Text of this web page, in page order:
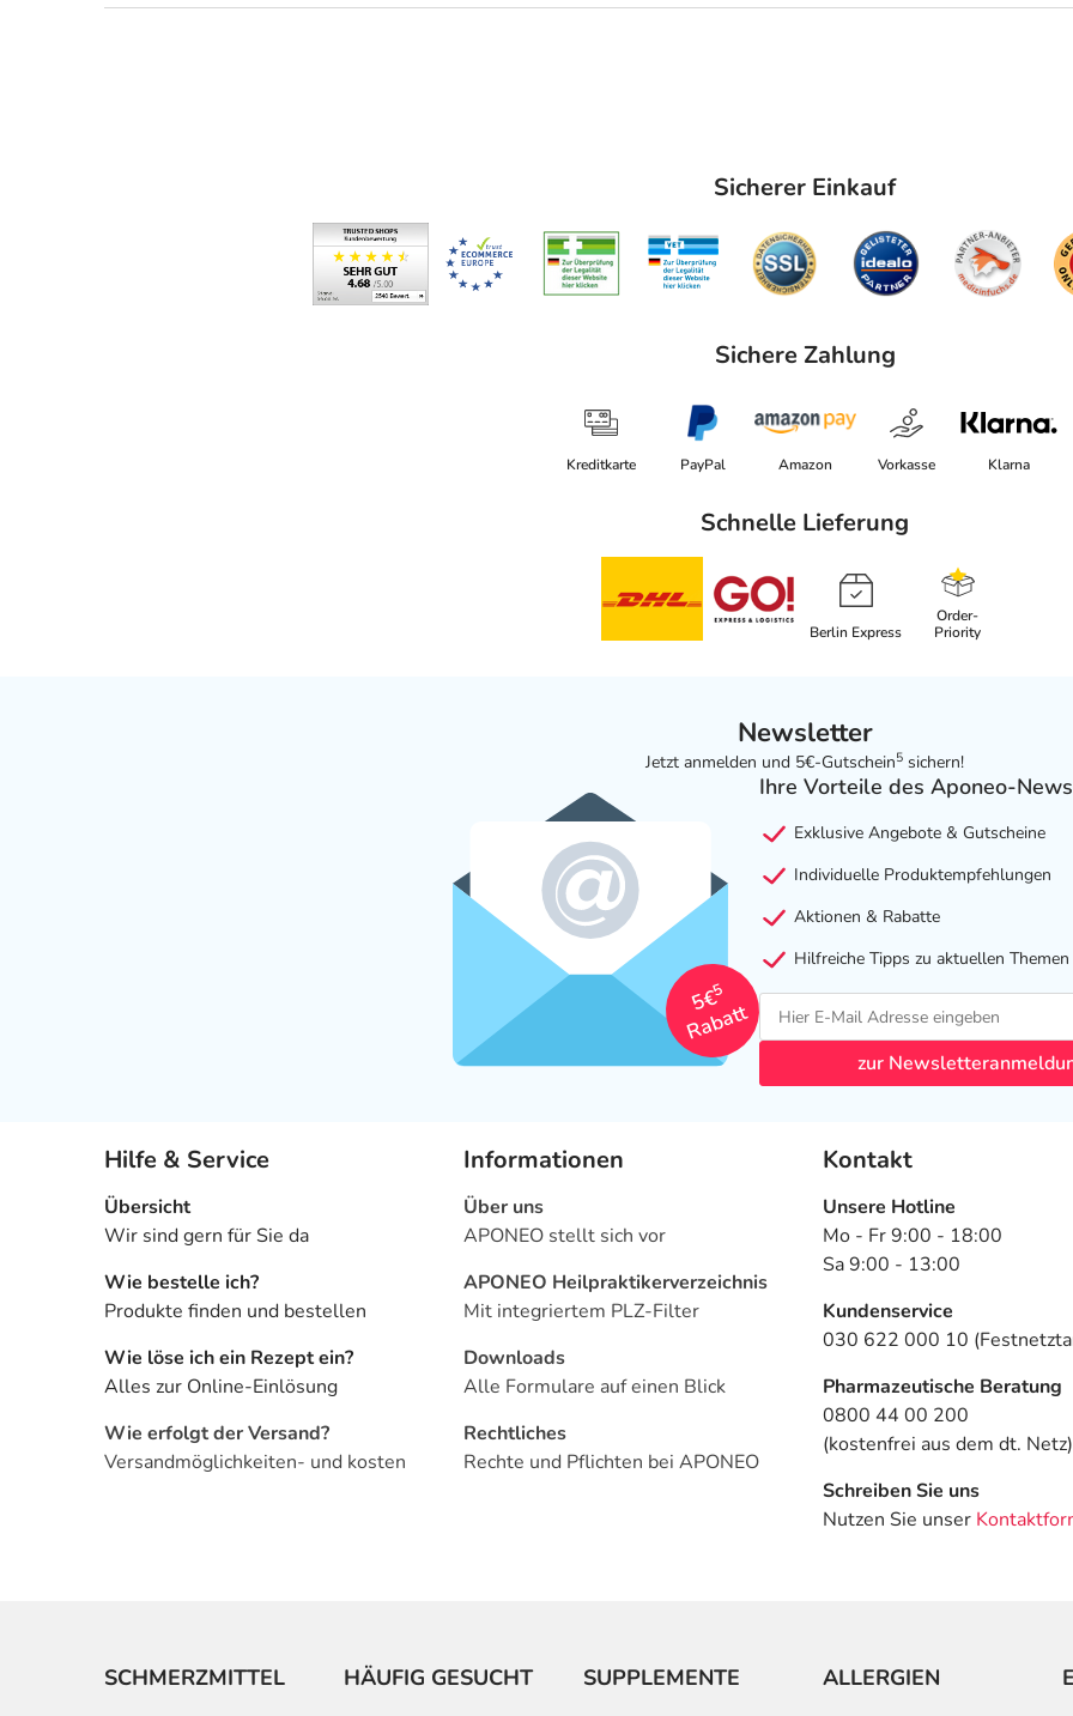
Sicherer Einkauf
Sichere Zahlung
Kreditkarte PayPal Amazon Vorkasse Klarna
Schnelle Lieferung
Berlin Express
Order-
Priority
Newsletter
Jetzt anmelden und 5€-Gutschein5 sichern!
5€
5
Rabatt
Ihre Vorteile des Aponeo-
Exklusive Angebote & Gutscheine
Individuelle Produktempfehlungen
Aktionen & Rabatte
Hilfreiche Tipps zu aktuellen Themen
zur
Hilfe & Service
Übersicht
Wir sind gern für Sie da
Wie bestelle ich?
Produkte finden und bestellen
Wie löse ich ein Rezept ein?
Alles zur Online-Einlösung
Wie erfolgt der Versand?
Versandmöglichkeiten- und kosten
Informationen
Über uns
APONEO stellt sich vor
APONEO Heilpraktikerverzeichnis
Mit integriertem PLZ-Filter
Downloads
Alle Formulare auf einen Blick
Rechtliches
Rechte und Pflichten bei APONEO
Kontakt
Unsere Hotline
Mo - Fr 9:00 - 18:00
Sa 9:00 - 13:00
Kundenservice
030 622 000 10
Pharmazeutische Beratung
0800 44 00 200
(kostenfrei aus dem dt. Netz)
Schreiben Sie uns
Nutzen Sie unser
SCHMERZMITTEL HÄUFIG GESUCHT SUPPLEMENTE ALLERGIEN